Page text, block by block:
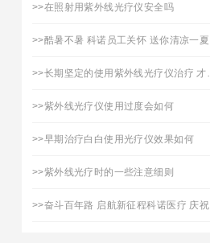
>>在照射用紫外线光疗仪安全吗
>>酷暑不暑 科诺员工关怀 送你清凉一夏
>>长期坚定的使用紫外线光疗仪治疗 才能对皮肤有效果
>>紫外线光疗仪使用过度会如何
>>早期治疗白白使用光疗仪效果如何
>>紫外线光疗时的一些注意细则
>>奋斗百年路 启航新征程科诺医疗 庆祝中国共产党建党 100周年